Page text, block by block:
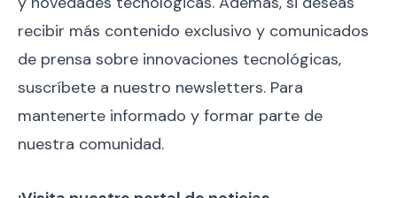
recibir más contenido exclusivo y comunicados
de prensa sobre innovaciones tecnológicas,
suscríbete a nuestro newsletters. Para
mantenerte informado y formar parte de
nuestra comunidad.